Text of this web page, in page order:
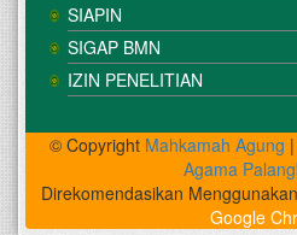
SIAPIN
SIGAP BMN
IZIN PENELITIAN
© Copyright Mahkamah Agung
Agama
Direkomendasikan
Google